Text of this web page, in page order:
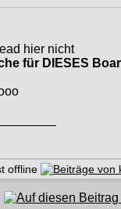
hier nicht
für DIESES